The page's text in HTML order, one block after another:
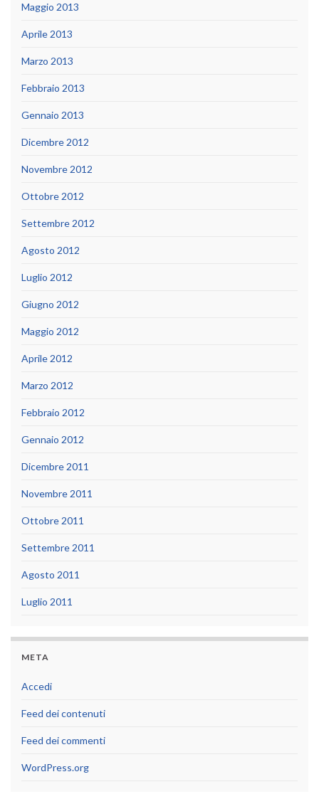
Maggio 2013
Aprile 2013
Marzo 2013
Febbraio 2013
Gennaio 2013
Dicembre 2012
Novembre 2012
Ottobre 2012
Settembre 2012
Agosto 2012
Luglio 2012
Giugno 2012
Maggio 2012
Aprile 2012
Marzo 2012
Febbraio 2012
Gennaio 2012
Dicembre 2011
Novembre 2011
Ottobre 2011
Settembre 2011
Agosto 2011
Luglio 2011
META
Accedi
Feed dei contenuti
Feed dei commenti
WordPress.org